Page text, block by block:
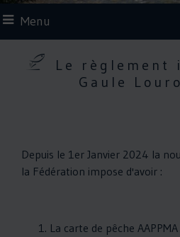
Menu
Le règlement
Gaule
Depuis le 1er Janvier 2024 la
la Fédération impose d'avoir :
La carte de pêche AAPPMA